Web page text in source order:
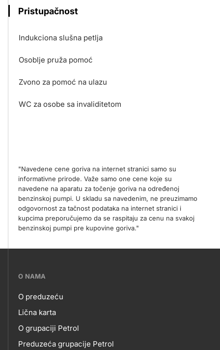
Pristupačnost
Indukciona slušna petlja
Osoblje pruža pomoć
Zvono za pomoć na ulazu
WC za osobe sa invaliditetom
"Navedene cene goriva na internet stranici samo su
informativne prirode. Važe samo one cene koje su
navedene na aparatu za točenje goriva na određenoj
benzinskoj pumpi. U skladu sa navedenim, ne preuzimamo
odgovornost za tačnost podataka na internet stranici i
kupcima preporučujemo da se raspitaju za cenu na svakoj
benzinskoj pumpi pre kupovine goriva."
???
skupno.footer-
title???
O NAMA
O
NAMA
O preduzeću
Lična karta
O grupaciji Petrol
Preduzeća grupacije Petrol